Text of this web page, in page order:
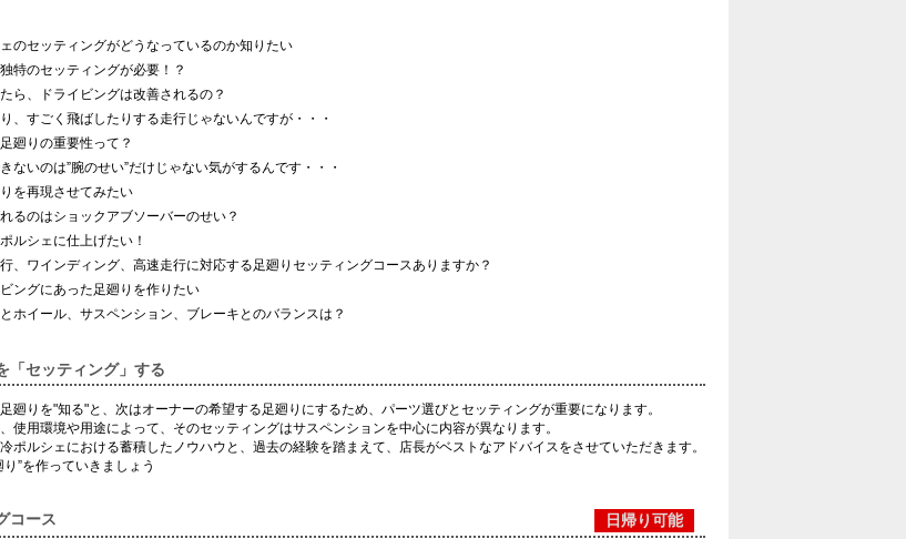
のセッティングがどうなっているのか知りたい
特のセッティングが必要！？
ら、ドライビングは改善されるの？
、すごく飛ばしたりする走行じゃないんですが・・・
廻りの重要性って？
ないのは”腕のせい”だけじゃない気がするんです・・・
を再現させてみたい
るのはショックアブソーバーのせい？
ルシェに仕上げたい！
、ワインディング、高速走行に対応する足廻りセッティングコースありますか？
ングにあった足廻りを作りたい
ホイール、サスペンション、ブレーキとのバランスは？
「セッティング」する
廻りを"知る"と、次はオーナーの希望する足廻りにするため、パーツ選びとセッティングが重要になります。
使用環境や用途によって、そのセッティングはサスペンションを中心に内容が異なります。
ポルシェにおける蓄積したノウハウと、過去の経験を踏まえて、店長がベストなアドバイスをさせていただきます。
”を作っていきましょう
コース 日帰り可能